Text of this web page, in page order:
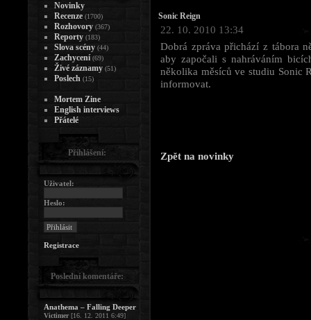
Sonic Reign
22. 10. 2010 13:34
Dobrá zpráva přichází z tábora
aby započali s nahráváním
několika měsíců ve studiu Sonic
informovat.
Zpět na novinky
Novinky
Recenze (1700)
Rozhovory (367)
Reporty (183)
Slova scény (44)
Zachycení (69)
Živé záznamy (51)
Poslech (15)
Mortem Zine
English interviews
Přátelé
Přihlášení:
Uživatel:
Heslo:
Registrace
Poslední komentáře:
Anathema – Falling Deeper
Victimer[16. 12. 2011 6:49]